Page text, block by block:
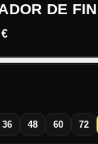
DE
36 48 60 72